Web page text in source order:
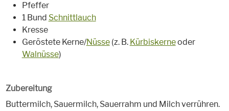
Pfeffer
1 Bund Schnittlauch
Kresse
Geröstete Kerne/Nüsse(z. B. Kürbiskerneoder
Walnüsse)
Zubereitung
Buttermilch, Sauermilch, Sauerrahm und Milch verrühren.